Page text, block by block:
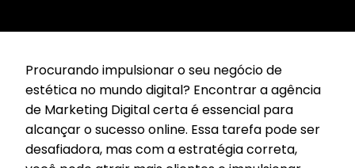
Procurando impulsionar o seu negócio de
estética no mundo digital? Encontrar a agência
de Marketing Digital certa é essencial para
alcançar o sucesso online. Essa tarefa pode ser
desafiadora, mas com a estratégia correta,